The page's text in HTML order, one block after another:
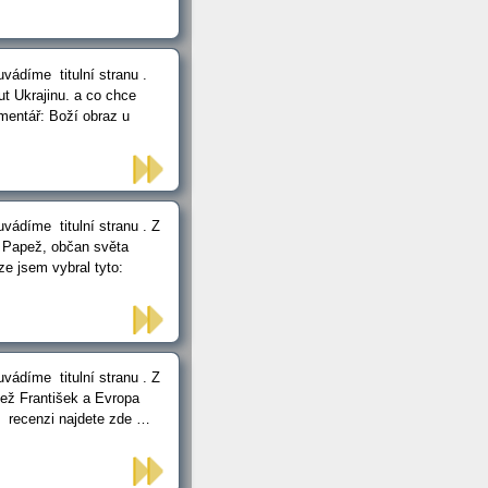
titulní stranu .
Ukrajinu. a co chce
Boží obraz u
titulní stranu . Z
občan světa
jsem vybral tyto:
titulní stranu . Z
František a Evropa
recenzi najdete zde …